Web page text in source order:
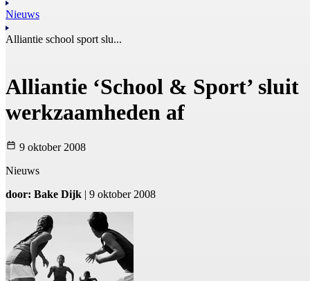
Nieuws
Alliantie school sport slu...
Alliantie ‘School & Sport’ sluit
werkzaamheden af
9 oktober 2008
Nieuws
door: Bake Dijk | 9 oktober 2008